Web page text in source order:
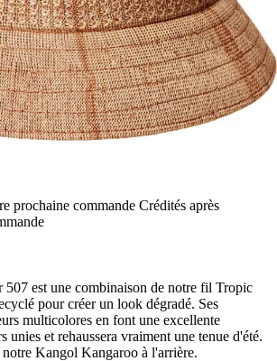
prochaine commande Crédités après
est une combinaison de notre fil Tropic
pour créer un look dégradé. Ses
multicolores en font une excellente
unies et rehaussera vraiment une tenue d'été.
Kangol Kangaroo à l'arrière.